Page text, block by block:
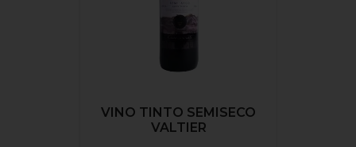
VINO TINTO SEMISECO
VALTIER